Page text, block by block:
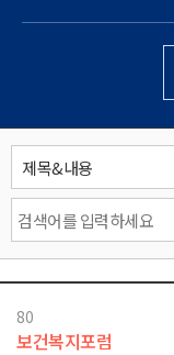
80
보건복지포럼